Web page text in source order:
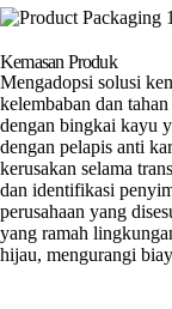
Kemasan Produk
Mengadopsi solusi
kelembaban dan
dengan bingkai kayu
dengan pelapis anti
kerusakan selama
dan identifikasi
perusahaan yang
yang ramah
hijau, mengurangi